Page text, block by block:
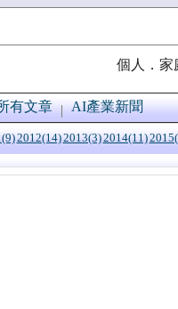
個人．家
有文章 AI產業新聞
2012(14)2013(3)2014(11)